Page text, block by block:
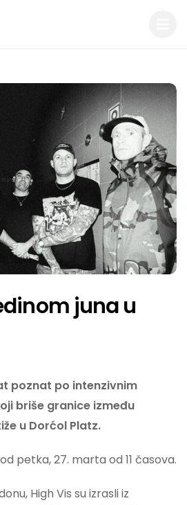
juna u
poznat po intenzivnim
briše granice između
u Dorćol Platz.
petka, 27. marta od 11 časova.
High Vis su izrasli iz